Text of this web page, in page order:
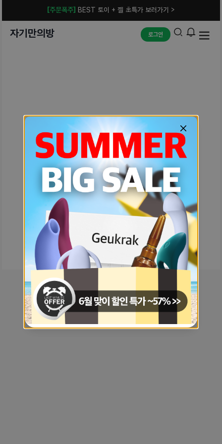
[주문폭주] BEST 토이 + 젤 초특가 보러가기 >
자기만의방 로그인
예상치 못한 에러입니다.